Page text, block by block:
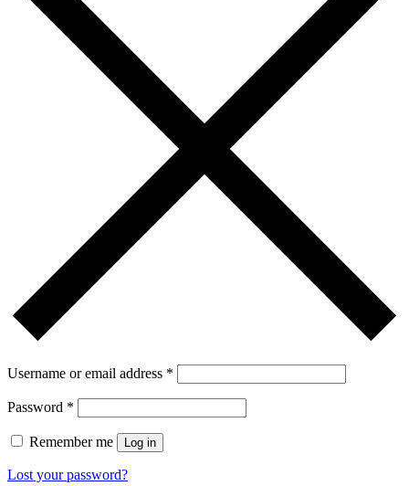
Username or email address *
Password *
Remember me Log in
Lost your password?